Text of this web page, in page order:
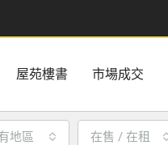
屋苑樓書 市場成交
地區 在售 / 在租